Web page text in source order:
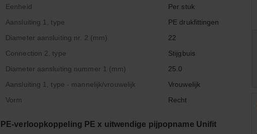
Eenheid
Per stuk
Aansluiting 1, type
PE drukfittingen
Diameter aansluiting nr. 2 (mm)
22
Connection 2, type
Stijgbuis
Diameter aansluiting nummer 1 (mm)
25.0
Aansluiting 1, type - mannelijk/vrouwelijk
Vrouwelijk
Vorm
Recht
PE-verloopkoppeling PE x uitwendige pijpopname Unifit